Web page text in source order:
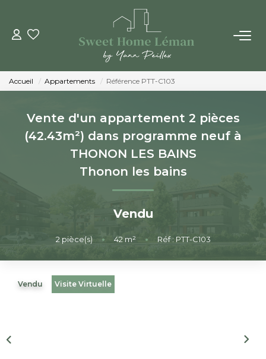
ACHETER
PROGRAMMES NEUFS
ESTIMER EN LIGNE
VENDRE
Accueil Appartements Référence PTT-C103
Vente d'un appartement 2 pièces
(42.43m²) dans programme neuf à
THONON LES BAINS
Thonon les bains
Vendu
2 pièce(s) • 42 m² • Réf : PTT-C103
Vendu Visite Virtuelle